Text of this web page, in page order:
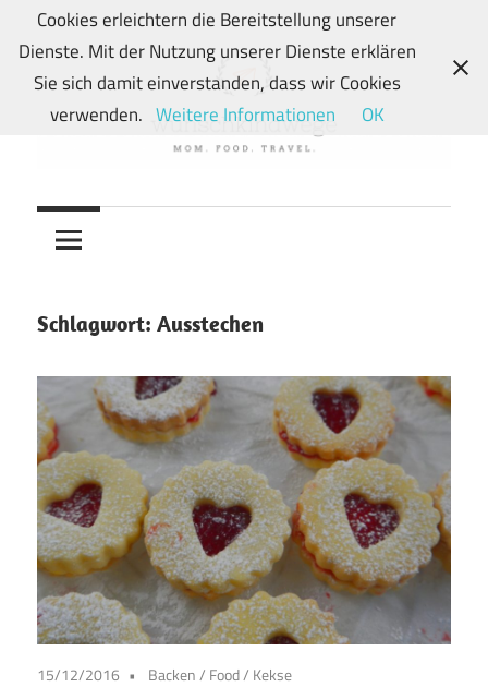
Zum
Inhalt
springen
wunschkindwege
Wunschkindern
und
Mein
Food-
und
Travelblog
Schlagwort: Ausstechen
15/12/2016 Backen/ Food/ Kekse
Cookies erleichtern die Bereitstellung unserer
Dienste. Mit der Nutzung unserer Dienste erklären
Sie sich damit einverstanden, dass wir Cookies
verwenden. Weitere Informationen OK